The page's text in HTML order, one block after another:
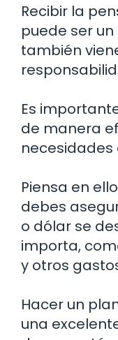
Recibir la
puede ser
también
Es
de manera
necesidades
Piensa en
debes
o dólar se
importa,
y otros
Hacer un
una